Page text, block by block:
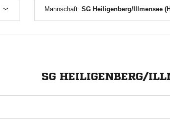
Mannschaft:SG Heiligenberg/Illmensee
SG HEILIGENBERG/